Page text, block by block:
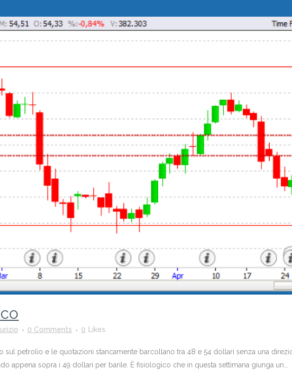
0 Comments 0 Likes
sul petrolio e le quotazioni stancamente barcollano tra 48 e 54 dollari senza una
appena sopra i 49 dollari per barile. È fisiologico che in questa settimana giunga un...